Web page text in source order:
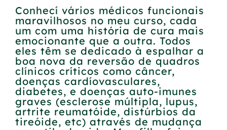
Conhecí vários médicos funcionais
maravilhosos no meu curso, cada
um com uma história de cura mais
emocionante que a outra. Todos
eles têm se dedicado à espalhar a
boa nova da reversão de quadros
clínicos críticos como câncer,
doenças cardíovasculares,
diabetes, e doenças auto-imunes
graves (esclerose múltipla, lupus,
artrite reumatóide, distúrbios da
tireóide, etc) através de mudança